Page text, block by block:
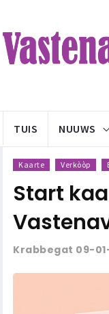
TUIS NUUWS
Kaarte Verkòòp
Start
Krabbegat 09-